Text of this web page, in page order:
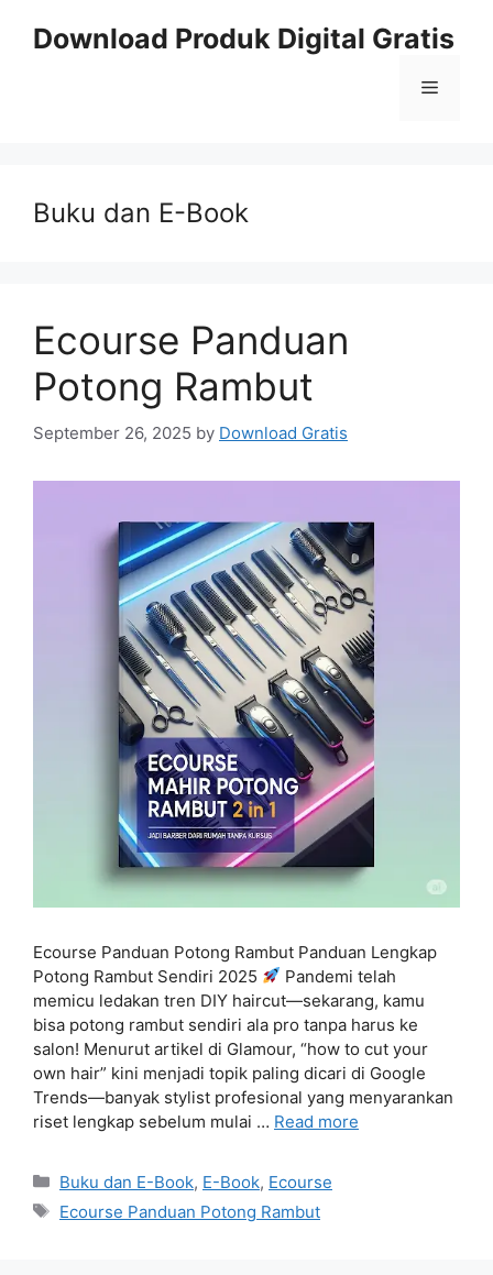
Download Produk Digital Gratis
Menu
Buku dan E-Book
Ecourse Panduan
Potong Rambut
September 26, 2025 by Download Gratis
Ecourse Panduan Potong Rambut Panduan Lengkap
Potong Rambut Sendiri 2025
Pandemi telah
memicu ledakan tren DIY haircut—sekarang, kamu
bisa potong rambut sendiri ala pro tanpa harus ke
salon! Menurut artikel di Glamour, “how to cut your
own hair” kini menjadi topik paling dicari di Google
Trends—banyak stylist profesional yang menyarankan
riset lengkap sebelum mulai … Read more
Categories
Buku dan E-Book, E-Book, Ecourse
Tags
Ecourse Panduan Potong Rambut